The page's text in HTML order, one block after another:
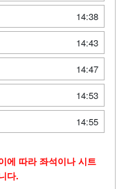
14:38
14:43
14:47
14:53
14:55
에 따라 좌석이나 시트
다.